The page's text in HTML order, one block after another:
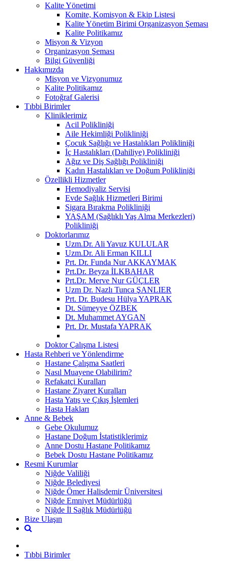
Kalite Yönetimi
Komite, Komisyon & Ekip Listesi
Kalite Yönetim Birimi Organizasyon Şeması
Kalite Politikamız
Misyon & Vizyon
Organizasyon Şeması
Bilgi Güvenliği
Hakkımızda
Misyon ve Vizyonumuz
Kalite Politikamız
Fotoğraf Galerisi
Tıbbi Birimler
Kliniklerimiz
Acil Polikliniği
Aile Hekimliği Polikliniği
Çocuk Sağlığı ve Hastalıkları Polikliniği
İç Hastalıkları (Dahiliye) Polikliniği
Ağız ve Diş Sağlığı Polikliniği
Kadın Hastalıkları ve Doğum Polikliniği
Özellikli Hizmetler
Hemodiyaliz Servisi
Evde Sağlık Hizmetleri Birimi
Sigara Bırakma Polikliniği
YAŞAM (Sağlıklı Yaş Alma Merkezleri)
Polikliniği
Doktorlarımız
Uzm.Dr. Ali Yavuz KULULAR
Uzm.Dr. Ali Erman KILLI
Prt. Dr. Funda Nur AKKAYMAK
Prt.Dr. Beyza İLKBAHAR
Prt.Dr. Merve Nur GÜÇLER
Uzm Dr. Nazlı Tunca ŞANLIER
Prt. Dr. Budesu Hülya YAPRAK
Dt. Sümeyye ÖZBEK
Dt. Muhammet AYGAN
Prt. Dr. Mustafa YAPRAK
Doktor Çalışma Listesi
Hasta Rehberi ve Yönlendirme
Hastane Çalışma Saatleri
Nasıl Muayene Olabilirim?
Refakatçi Kuralları
Hastane Ziyaret Kuralları
Hasta Yatış ve Çıkış İşlemleri
Hasta Hakları
Anne & Bebek
Gebe Okulumuz
Hastane Doğum İstatistiklerimiz
Anne Dostu Hastane Politikamız
Bebek Dostu Hastane Politikamız
Resmi Kurumlar
Niğde Valiliği
Niğde Belediyesi
Niğde Ömer Halisdemir Üniversitesi
Niğde Emniyet Müdürlüğü
Niğde İl Sağlık Müdürlüğü
Bize Ulaşın
Tıbbi Birimler